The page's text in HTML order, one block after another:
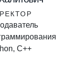
С++